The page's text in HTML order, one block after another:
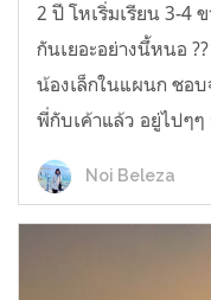
2 ปี โหเริ่มเรียน 3-4
กันเยอะอย่างนึ้หนอ
น้องเล็กในแผนก ชอบ
พี่กับเค้าแล้ว อยู่ไปๆๆ
Noi Beleza